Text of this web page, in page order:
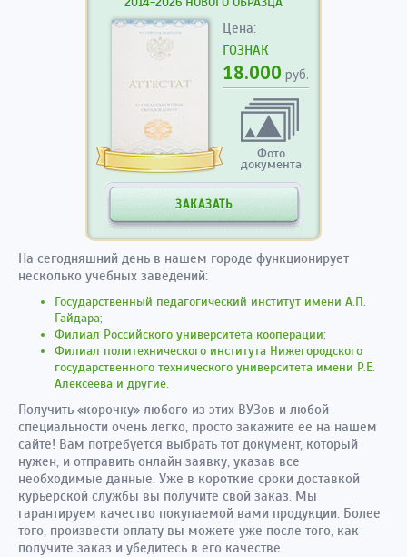
Цена:
ГОЗНАК
18.000 руб.
Фото
документа
ЗАКАЗАТЬ
На сегодняшний день в нашем городе функционирует
несколько учебных заведений:
Государственный педагогический институт имени А.П.
Гайдара;
Филиал Российского университета кооперации;
Филиал политехнического института Нижегородского
государственного технического университета имени Р.Е.
Алексеева и другие.
Получить «корочку» любого из этих ВУЗов и любой
специальности очень легко, просто закажите ее на нашем
сайте! Вам потребуется выбрать тот документ, который
нужен, и отправить онлайн заявку, указав все
необходимые данные. Уже в короткие сроки доставкой
курьерской службы вы получите свой заказ. Мы
гарантируем качество покупаемой вами продукции. Более
того, произвести оплату вы можете уже после того, как
получите заказ и убедитесь в его качестве.